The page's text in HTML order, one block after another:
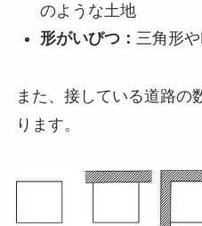
のような土地
形がいびつ： 三角形
また、接している道路の
ります。